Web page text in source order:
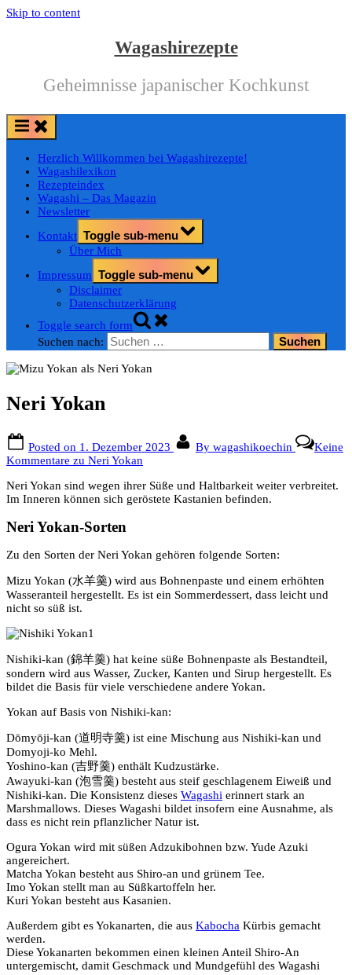
Skip to content
Wagashirezepte
Geheimnisse japanischer Kochkunst
Herzlich Willkommen bei Wagashirezepte!
Wagashilexikon
Rezepteindex
Wagashi – Das Magazin
Newsletter
Kontakt Toggle sub-menu
Über Mich
Impressum Toggle sub-menu
Disclaimer
Datenschutzerklärung
Toggle search form
Suchen nach:
Neri Yokan
Posted on 1. Dezember 2023 By wagashikoechin
Keine
Kommentare zu Neri Yokan
Neri Yokan sind wegen ihrer Süße und Haltbarkeit weiter verbreitet.
Im Inneren können sich geröstete Kastanien befinden.
Neri Yokan-Sorten
Zu den Sorten der Neri Yokan gehören folgende Sorten:
Mizu Yokan (水羊羹) wird aus Bohnenpaste und einem erhöhten
Wasseranteil hergestellt. Es ist ein Sommerdessert, dass leicht und
nicht so süß ist.
Nishiki-kan (錦羊羹) hat keine süße Bohnenpaste als Bestandteil,
sondern wird aus Wasser, Zucker, Kanten und Sirup hergestellt. Es
bildet die Basis für viele verschiedene andere Yokan.
Yokan auf Basis von Nishiki-kan:
Dōmyōji-kan (道明寺羹) ist eine Mischung aus Nishiki-kan und
Domyoji-ko Mehl.
Yoshino-kan (吉野羹) enthält Kudzustärke.
Awayuki-kan (泡雪羹) besteht aus steif geschlagenem Eiweiß und
Nishiki-kan. Die Konsistenz dieses Wagashi erinnert stark an
Marshmallows. Dieses Wagashi bildet insofern eine Ausnahme, als
dass es nicht rein pflanzlicher Natur ist.
Ogura Yokan wird mit süßen Adzukibohnen bzw. Yude Azuki
angereichert.
Matcha Yokan besteht aus Shiro-an und grünem Tee.
Imo Yokan stellt man au Süßkartoffeln her.
Kuri Yokan besteht aus Kasanien.
Außerdem gibt es Yokanarten, die aus Kabocha Kürbis gemacht
werden.
Diese Yokanarten bekommen einen kleinen Anteil Shiro-An
untergemischt, damit Geschmack und Mundgefühl des Wagashi